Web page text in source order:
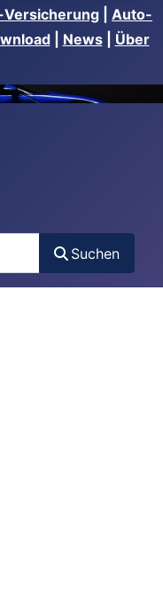
Versicherung
Auto-
| News| Über
Suchen